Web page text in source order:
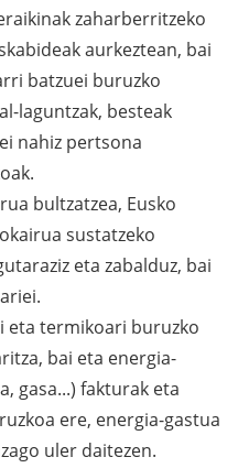
zaharberritzeko
aurkeztean, bai
batzuei buruzko
laguntzak, besteak
nahiz pertsona
bultzatzea, Eusko
sustatzeko
eta zabalduz, bai
eta termikoari buruzko
bai eta energia-
gasa...) fakturak eta
ere, energia-gastua
uler daitezen.